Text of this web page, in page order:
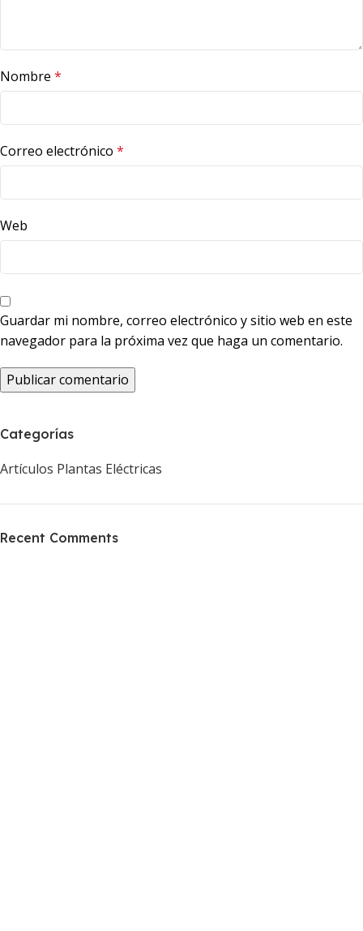
Nombre *
Correo electrónico *
Web
Guardar mi nombre, correo electrónico y sitio web en este
navegador para la próxima vez que haga un comentario.
Categorías
Artículos Plantas Eléctricas
Recent Comments